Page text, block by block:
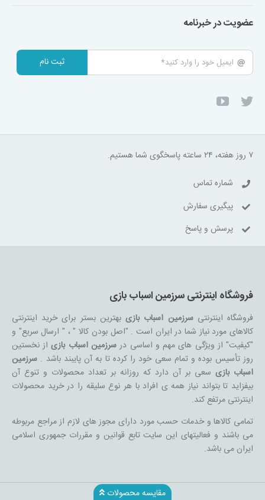
عضویت در خبرنامه
ثبت نام
۷ روز هفته، ۲۴ ساعته پاسخگوی شما هستیم.
شماره تماس
پیگیری سفارش
پرسش و پاسخ
فروشگاه اینترنتی سرزمین اسباب بازی
فروشگاه اینترنتیسرزمین اسباب بازیبهترین بستر برای خرید اینترنتی
کالاهای مورد نیاز شما در ایران است . "اصل بودن کالا " ، " ارسال سریع" و
"کیفیت" از ویژگی های مهم و اساسی در سرزمین اسباب بازیاز نخستین
روز تأسیس بوده و تمام سعی خود را کرده تا به آن پایبند باشد .سرزمین
اسباب بازیسعی بر آن دارد که روزانه بر تعداد محصولات و تنوع آن
بیفزاید تا بتواند نیاز همه ی افراد با هر نوع سلیقه را در خرید محصولات
اینترنتی مرتفع کند.
تمامی کالاها و خدمات حسب مورد دارای مجوز های لازم از مراجع مربوطه
می باشند و فعالیتهای این سایت تابع قوانین و مقررات جمهوری اسلامی
ایران می باشد.
مقایسه محصولات